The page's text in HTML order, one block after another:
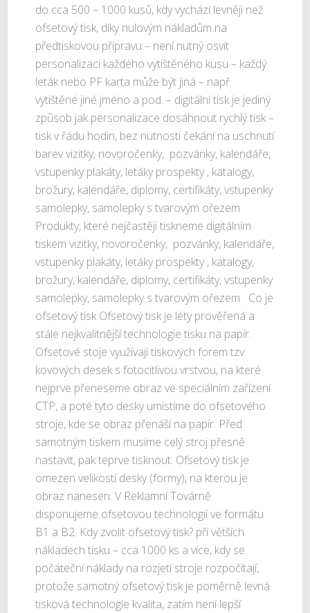
do cca 500 – 1000 kusů, kdy vychází levněji než
ofsetový tisk, díky nulovým nákladům na
předtiskovou přípravu – není nutný osvit
personalizaci každého vytištěného kusu – každý
leták nebo PF karta může být jiná – např.
vytištěné jiné jméno a pod. – digitální tisk je jediný
způsob jak personalizace dosáhnout rychlý tisk –
tisk v řádu hodin, bez nutnosti čekání na uschnutí
barev vizitky, novoročenky, pozvánky, kalendáře,
vstupenky plakáty, letáky prospekty , katalogy,
brožury, kalendáře, diplomy, certifikáty, vstupenky
samolepky, samolepky s tvarovým ořezem
Produkty, které nejčastěji tiskneme digitálním
tiskem vizitky, novoročenky, pozvánky, kalendáře,
vstupenky plakáty, letáky prospekty , katalogy,
brožury, kalendáře, diplomy, certifikáty, vstupenky
samolepky, samolepky s tvarovým ořezem Co je
ofsetový tisk Ofsetový tisk je léty prověřená a
stále nejkvalitnější technologie tisku na papír.
Ofsetové stoje využívají tiskových forem tzv.
kovových desek s fotocitlivou vrstvou, na které
nejprve přeneseme obraz ve speciálním zařízení
CTP, a poté tyto desky umístíme do ofsetového
stroje, kde se obraz přenáší na papír. Před
samotným tiskem musíme celý stroj přesně
nastavit, pak teprve tisknout. Ofsetový tisk je
omezen velikostí desky (formy), na kterou je
obraz nanesen. V Reklamní Továrně
disponujeme ofsetovou technologií ve formátu
B1 a B2. Kdy zvolit ofsetový tisk? při větších
nákladech tisku – cca 1000 ks a více, kdy se
počáteční náklady na rozjetí stroje rozpočítají,
protože samotný ofsetový tisk je poměrně levná
tisková technologie kvalita, zatím není lepší